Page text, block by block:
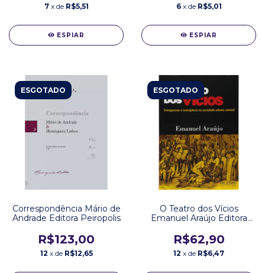
7 x de R$5,51
ESPIAR
6 x de R$5,01
ESPIAR
ESGOTADO
Correspondência Mário de
Andrade Editora Peiropolis
R$123,00
12 x de R$12,65
ESGOTADO
O Teatro dos Vícios
Emanuel Araújo Editora
R$62,90
12 x de R$6,47